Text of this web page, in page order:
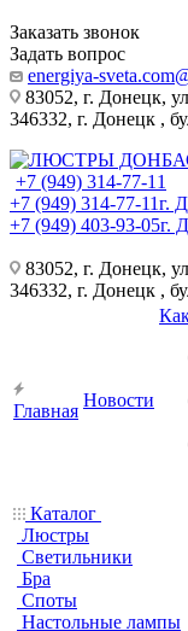
Заказать звонок
Задать вопрос
energiya-
83052, г. Донецк,
346332, г. Донецк ,
+7 (949) 314-77-11
+7 (949) 314-77-11г.
+7 (949) 403-93-05г.
83052, г. Донецк,
346332, г. Донецк ,
Главная
Новости
Каталог
Люстры
Светильники
Бра
Споты
Настольные лампы